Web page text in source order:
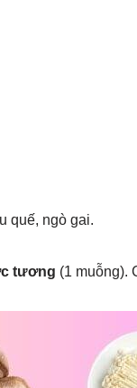
quế, ngò gai.
tương (1 muỗng).